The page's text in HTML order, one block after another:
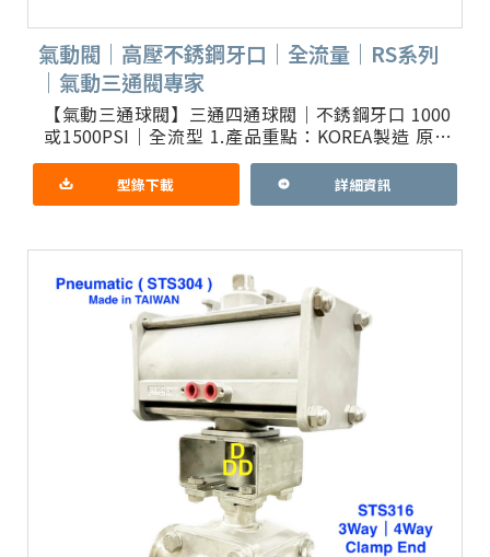
氣動閥｜高壓不銹鋼牙口｜全流量｜RS系列
｜氣動三通閥專家
【氣動三通球閥】三通四通球閥｜不銹鋼牙口 1000
或1500PSI｜全流型 1.產品重點：KOREA製造 原裝
進口 KOSAPLUS防爆型氣動驅動器 純台製三通
型錄下載 詳細資訊